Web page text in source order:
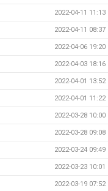
2022-04-11 11:13
2022-04-11 08:37
2022-04-06 19:20
2022-04-03 18:16
2022-04-01 13:52
2022-04-01 11:22
2022-03-28 10:00
2022-03-28 09:08
2022-03-24 09:49
2022-03-23 10:01
2022-03-19 07:52